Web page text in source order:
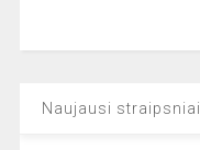
Naujausi straipsniai